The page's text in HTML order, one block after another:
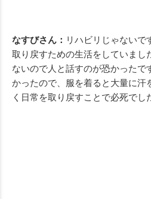
なすびさん： リハビリじゃないで
取り戻すための生活をしていまし
ないので人と話すのが恐かったで
かったので、服を着ると大量に汗
く日常を取り戻すことで必死でし